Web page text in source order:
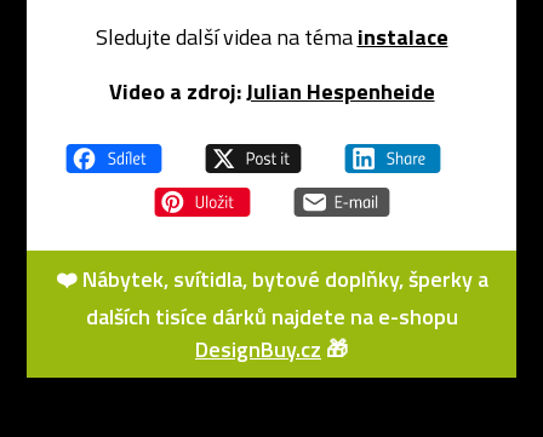
Sledujte další videa na témainstalace
Video a zdroj:Julian Hespenheide
❤️ Nábytek, svítidla, bytové doplňky, šperky a
dalších tisíce dárků najdete na e-shopu
DesignBuy.cz 🎁